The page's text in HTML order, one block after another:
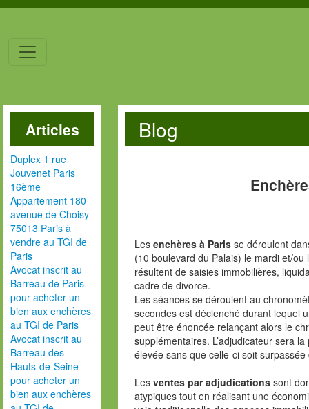
Articles
Duplex 1 rue
Jouvenet Paris
16ème
Appartement 180
avenue de Choisy
75013 Paris à
vendre au TGI de
Paris
Avocat inscrit au
Barreau de Paris
pour acheter un
bien aux enchères
au TGI de Paris
Avocat inscrit au
Barreau des
Hauts-de-Seine
pour acheter un
bien aux enchères
Blog
Les enchères à Parisse déroulent
(10 boulevard du Palais) le mardi et/
résultent de saisies immobilières,
cadre de divorce.
Les séances se déroulent au
secondes est déclenché durant lequel
peut être énoncée relançant alors le
supplémentaires. L’adjudicateur sera
élevée sans que celle-ci soit
Les ventes par adjudicationssont
atypiques tout en réalisant une